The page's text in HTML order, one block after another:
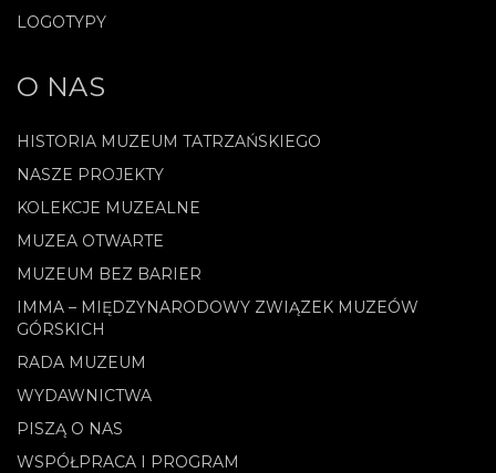
LOGOTYPY
O NAS
HISTORIA MUZEUM TATRZAŃSKIEGO
NASZE PROJEKTY
KOLEKCJE MUZEALNE
MUZEA OTWARTE
MUZEUM BEZ BARIER
IMMA – MIĘDZYNARODOWY ZWIĄZEK MUZEÓW
GÓRSKICH
RADA MUZEUM
WYDAWNICTWA
PISZĄ O NAS
WSPÓŁPRACA I PROGRAM